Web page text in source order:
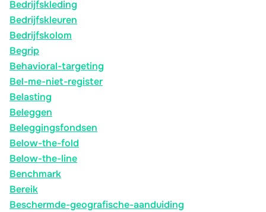
Bedrijfskleding
Bedrijfskleuren
Bedrijfskolom
Begrip
Behavioral-targeting
Bel-me-niet-register
Belasting
Beleggen
Beleggingsfondsen
Below-the-fold
Below-the-line
Benchmark
Bereik
Beschermde-geografische-aanduiding